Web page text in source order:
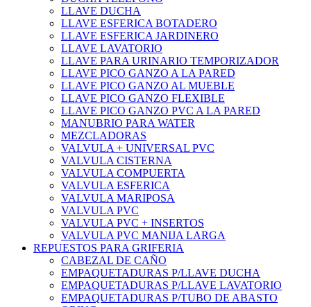
LLAVE DUCHA
LLAVE ESFERICA BOTADERO
LLAVE ESFERICA JARDINERO
LLAVE LAVATORIO
LLAVE PARA URINARIO TEMPORIZADOR
LLAVE PICO GANZO A LA PARED
LLAVE PICO GANZO AL MUEBLE
LLAVE PICO GANZO FLEXIBLE
LLAVE PICO GANZO PVC A LA PARED
MANUBRIO PARA WATER
MEZCLADORAS
VALVULA + UNIVERSAL PVC
VALVULA CISTERNA
VALVULA COMPUERTA
VALVULA ESFERICA
VALVULA MARIPOSA
VALVULA PVC
VALVULA PVC + INSERTOS
VALVULA PVC MANIJA LARGA
REPUESTOS PARA GRIFERIA
CABEZAL DE CAÑO
EMPAQUETADURAS P/LLAVE DUCHA
EMPAQUETADURAS P/LLAVE LAVATORIO
EMPAQUETADURAS P/TUBO DE ABASTO